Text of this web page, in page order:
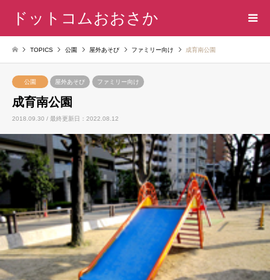
ドットコムおおさか
TOPICS 公園 屋外あそび ファミリー向け 成育南公園
公園 屋外あそび ファミリー向け
成育南公園
2018.09.30 / 最終更新日：2022.08.12